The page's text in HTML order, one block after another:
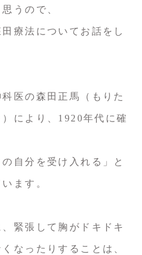
うので、
療法についてお話をし
医の森田正馬（もりた
により、1920年代に確
自分を受け入れる」と
ます。
緊張して胸がドキドキ
なったりすることは、